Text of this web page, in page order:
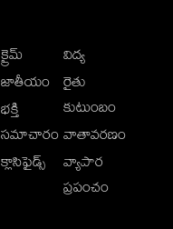
క్రైమ్
జాతీయం
భక్తి
సమాచారం
క్లాసిఫైడ్స్
విద్య
రైతు
కుటుంబం
వాతావరణం
వ్యాపార
ప్రపంచం